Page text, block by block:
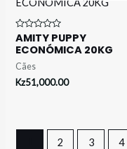
Avaliação
0
de
5
AMITY PUPPY
ECONÓMICA 20KG
Cães
Kz51,000.00
2 3 4